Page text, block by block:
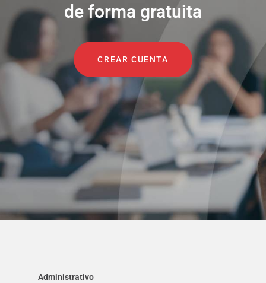
de forma gratuita
CREAR CUENTA
Administrativo